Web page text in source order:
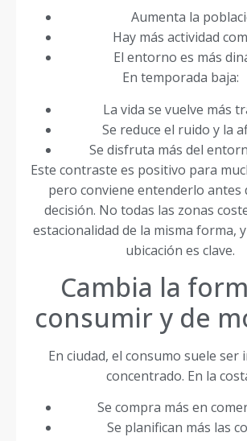
Aumenta la
Hay más actividad
El entorno es más
En temporada baja:
La vida se vuelve más
Se reduce el ruido y la
Se disfruta más del
Este contraste es positivo para
pero conviene entenderlo antes
decisión. No todas las zonas
estacionalidad de la misma forma,
ubicación es clave.
Cambia la
consumir y de
En ciudad, el consumo suele ser
concentrado. En la
Se compra más en
Se planifican más las